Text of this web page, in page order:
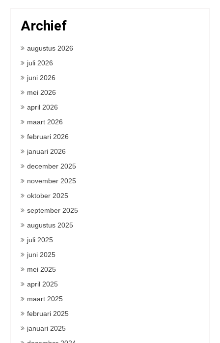
Archief
augustus 2026
juli 2026
juni 2026
mei 2026
april 2026
maart 2026
februari 2026
januari 2026
december 2025
november 2025
oktober 2025
september 2025
augustus 2025
juli 2025
juni 2025
mei 2025
april 2025
maart 2025
februari 2025
januari 2025